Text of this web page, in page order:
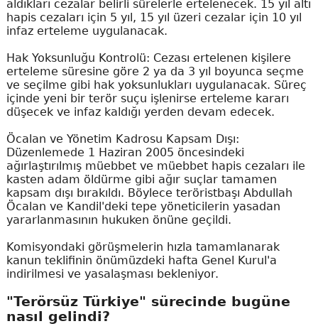
aldıkları cezalar belirli sürelerle ertelenecek. 15 yıl altı
hapis cezaları için 5 yıl, 15 yıl üzeri cezalar için 10 yıl
infaz erteleme uygulanacak.
Hak Yoksunluğu Kontrolü: Cezası ertelenen kişilere
erteleme süresine göre 2 ya da 3 yıl boyunca seçme
ve seçilme gibi hak yoksunlukları uygulanacak. Süreç
içinde yeni bir terör suçu işlenirse erteleme kararı
düşecek ve infaz kaldığı yerden devam edecek.
Öcalan ve Yönetim Kadrosu Kapsam Dışı:
Düzenlemede 1 Haziran 2005 öncesindeki
ağırlaştırılmış müebbet ve müebbet hapis cezaları ile
kasten adam öldürme gibi ağır suçlar tamamen
kapsam dışı bırakıldı. Böylece teröristbaşı Abdullah
Öcalan ve Kandil'deki tepe yöneticilerin yasadan
yararlanmasının hukuken önüne geçildi.
Komisyondaki görüşmelerin hızla tamamlanarak
kanun teklifinin önümüzdeki hafta Genel Kurul'a
indirilmesi ve yasalaşması bekleniyor.
"Terörsüz Türkiye" sürecinde bugüne
nasıl gelindi?